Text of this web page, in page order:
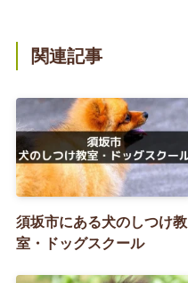
関連記事
須坂市にある犬のしつけ教
室・ドッグスクール